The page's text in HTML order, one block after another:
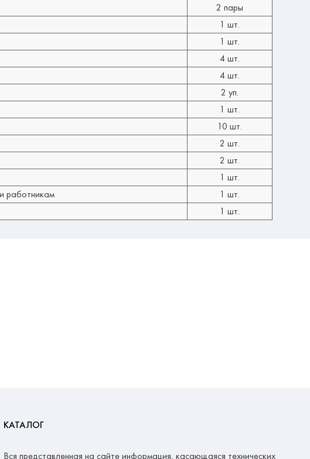
2 пары
1 шт.
1 шт.
4 шт.
4 шт.
2 уп.
1 шт.
10 шт.
2 шт.
2 шт.
1 шт.
работникам
1 шт.
1 шт.
КАТАЛОГ
Вся представленная на сайте информация, касающаяся технических